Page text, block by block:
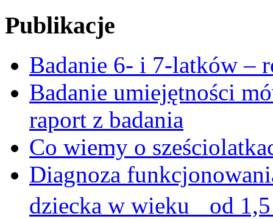
Publikacje
Badanie 6- i 7-latków –
Badanie umiejętności
raport z badania
Co wiemy o
Diagnoza
dziecka w wieku od 1,5